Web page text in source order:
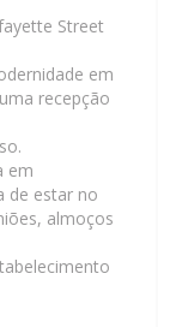
Street
em
recepção
em
de estar no
almoços